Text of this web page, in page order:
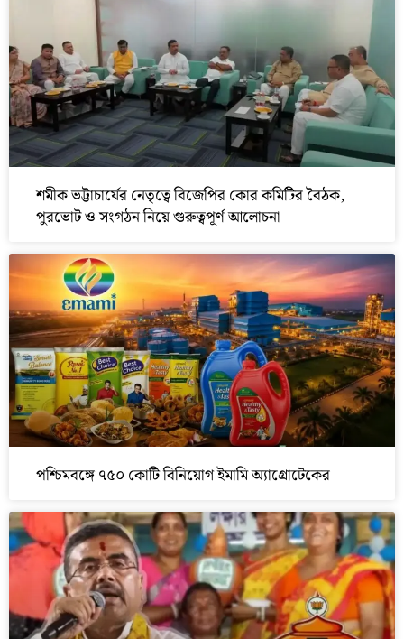
শমীক ভট্টাচার্যের নেতৃত্বে বিজেপির কোর কমিটির বৈঠক,
পুরভোট ও সংগঠন নিয়ে গুরুত্বপূর্ণ আলোচনা
পশ্চিমবঙ্গে ৭৫০ কোটি বিনিয়োগ ইমামি অ্যাগ্রোটেকের